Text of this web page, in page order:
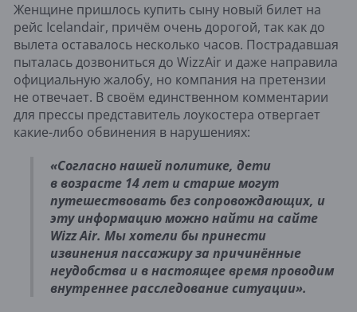
Женщине пришлось купить сыну новый билет на
рейс Icelandair, причём очень дорогой, так как до
вылета оставалось несколько часов. Пострадавшая
пыталась дозвониться до WizzAir и даже направила
официальную жалобу, но компания на претензии
не отвечает. В своём единственном комментарии
для прессы представитель лоукостера отвергает
какие-либо обвинения в нарушениях:
«Согласно нашей политике, дети
в возрасте 14 лет и старше могут
путешествовать без сопровождающих, и
эту информацию можно найти на сайте
Wizz Air. Мы хотели бы принести
извинения пассажиру за причинённые
неудобства и в настоящее время проводим
внутреннее расследование ситуации».